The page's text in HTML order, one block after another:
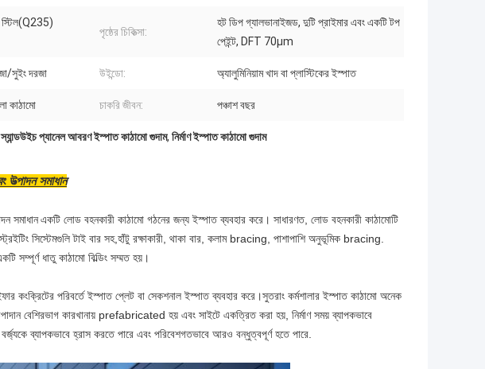
স্টিল(Q235)
পৃষ্ঠের চিকিত্সা:
হট ডিপ গ্যালভানাইজড, দুটি প্রাইমার এবং একটি টপ
পেইন্ট, DFT 70μm
সুইং দরজা উইন্ডো: অ্যালুমিনিয়াম খাদ বা প্লাস্টিকের ইস্পাত
কাঠামো চাকরি জীবন: পঞ্চাশ বছর
স্যান্ডউইচ প্যানেল আবরণ ইস্পাত কাঠামো গুদাম, নির্মাণ ইস্পাত কাঠামো গুদাম
সমাধান
সমাধানএকটি লোড বহনকারী কাঠামো গঠনের জন্য ইস্পাত ব্যবহার করে। সাধারণত, লোড বহনকারী কাঠামোটি
সিস্টেমগুলি টাই বার সহ,হাঁটু রক্ষাকারী, থাকা বার, কলাম bracing, পাশাপাশি অনুভূমিক bracing.
সম্পূর্ণ ধাতু কাঠামো বিল্ডিং সম্মত হয়।
কংক্রিটের পরিবর্তে ইস্পাত প্লেট বা সেকশনাল ইস্পাত ব্যবহার করে।সুতরাং কর্মশালার ইস্পাত কাঠামো অনেক
বেশিরভাগ কারখানায় prefabricated হয় এবং সাইটে একত্রিত করা হয়, নির্মাণ সময় ব্যাপকভাবে
ব্যাপকভাবে হ্রাস করতে পারে এবং পরিবেশগতভাবে আরও বন্ধুত্বপূর্ণ হতে পারে.